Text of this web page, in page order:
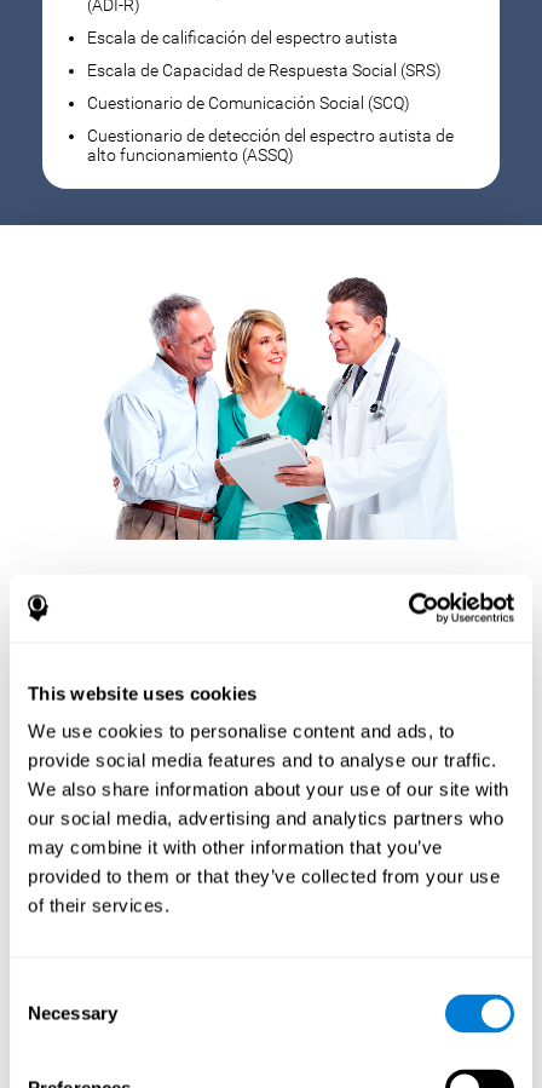
This website uses cookies
We use cookies to personalise content and ads, to
provide social media features and to analyse our traffic.
We also share information about your use of our site with
our social media, advertising and analytics partners who
may combine it with other information that you’ve
provided to them or that they’ve collected from your use
of their services.
Selection
Necessary
(ADI-R)
Escala de calificación del espectro autista
Escala de Capacidad de Respuesta Social (SRS)
Cuestionario de Comunicación Social (SCQ)
Cuestionario de detección del espectro autista de
alto funcionamiento (ASSQ)
¿Por qué se ha
evaluación
neuropsicológica?
La evaluación neuropsicológica documenta patrones de
fortalezas y debilidades entre las funciones cognitivas y
conductuales. Para pacientes con enfermedad de
Parkinson u otro trastorno del movimiento, una
evaluación e interpretación de este patrón de fortalezas y
debilidades puede:
comportamiento están relacionados con el trastorno del
movimiento, la depresión, el trastorno bipolar, otras
Ayudar con la evaluación antes y después de los